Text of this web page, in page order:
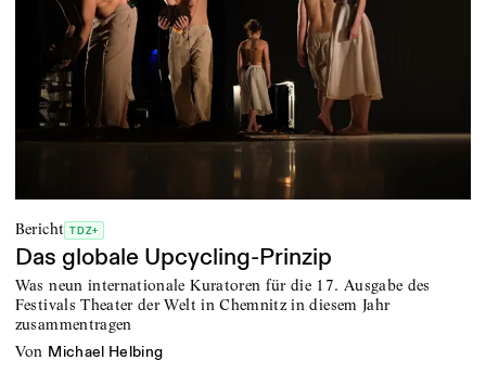
Bericht TDZ+
Das globale Upcycling-Prinzip
Was neun internationale Kuratoren für die 17. Ausgabe des
Festivals Theater der Welt in Chemnitz in diesem Jahr
zusammentragen
von Michael Helbing